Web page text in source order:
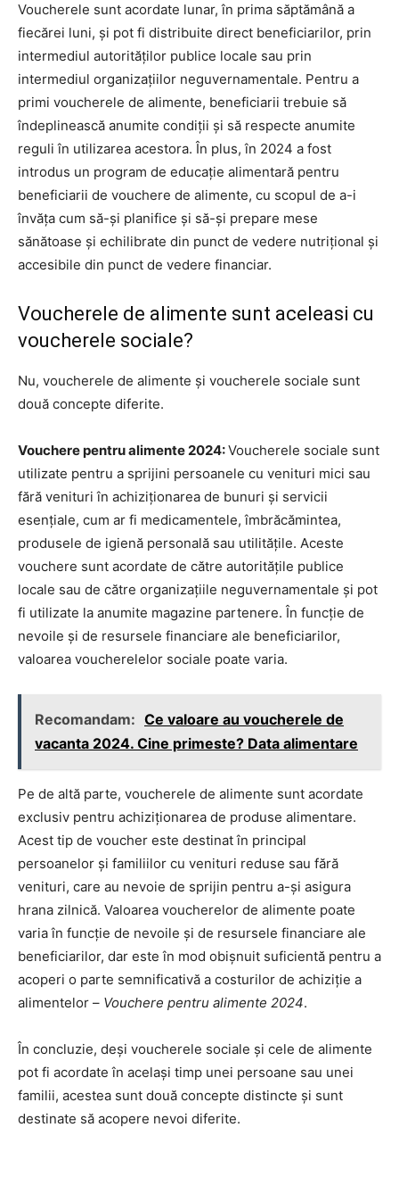
Voucherele sunt acordate lunar, în prima săptămână a
fiecărei luni, și pot fi distribuite direct beneficiarilor, prin
intermediul autorităților publice locale sau prin
intermediul organizațiilor neguvernamentale. Pentru a
primi voucherele de alimente, beneficiarii trebuie să
îndeplinească anumite condiții și să respecte anumite
reguli în utilizarea acestora. În plus, în 2024 a fost
introdus un program de educație alimentară pentru
beneficiarii de vouchere de alimente, cu scopul de a-i
învăța cum să-și planifice și să-și prepare mese
sănătoase și echilibrate din punct de vedere nutrițional și
accesibile din punct de vedere financiar.
Voucherele de alimente sunt aceleasi cu
voucherele sociale?
Nu, voucherele de alimente și voucherele sociale sunt
două concepte diferite.
Vouchere pentru alimente 2024:Voucherele sociale sunt
utilizate pentru a sprijini persoanele cu venituri mici sau
fără venituri în achiziționarea de bunuri și servicii
esențiale, cum ar fi medicamentele, îmbrăcămintea,
produsele de igienă personală sau utilitățile. Aceste
vouchere sunt acordate de către autoritățile publice
locale sau de către organizațiile neguvernamentale și pot
fi utilizate la anumite magazine partenere. În funcție de
nevoile și de resursele financiare ale beneficiarilor,
valoarea voucherelelor sociale poate varia.
Recomandam: Ce valoare au voucherele de
vacanta 2024. Cine primeste? Data alimentare
Pe de altă parte, voucherele de alimente sunt acordate
exclusiv pentru achiziționarea de produse alimentare.
Acest tip de voucher este destinat în principal
persoanelor și familiilor cu venituri reduse sau fără
venituri, care au nevoie de sprijin pentru a-și asigura
hrana zilnică. Valoarea voucherelor de alimente poate
varia în funcție de nevoile și de resursele financiare ale
beneficiarilor, dar este în mod obișnuit suficientă pentru a
acoperi o parte semnificativă a costurilor de achiziție a
alimentelor – Vouchere pentru alimente 2024.
În concluzie, deși voucherele sociale și cele de alimente
pot fi acordate în același timp unei persoane sau unei
familii, acestea sunt două concepte distincte și sunt
destinate să acopere nevoi diferite.